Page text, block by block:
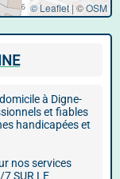
© Leaflet | ©OSM
à Digne-
et fiables
handicapées et
nos services
SUR LE